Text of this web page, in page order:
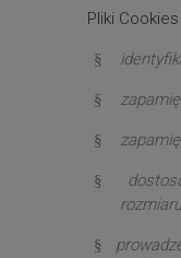
Pliki
§
§
§
§
§